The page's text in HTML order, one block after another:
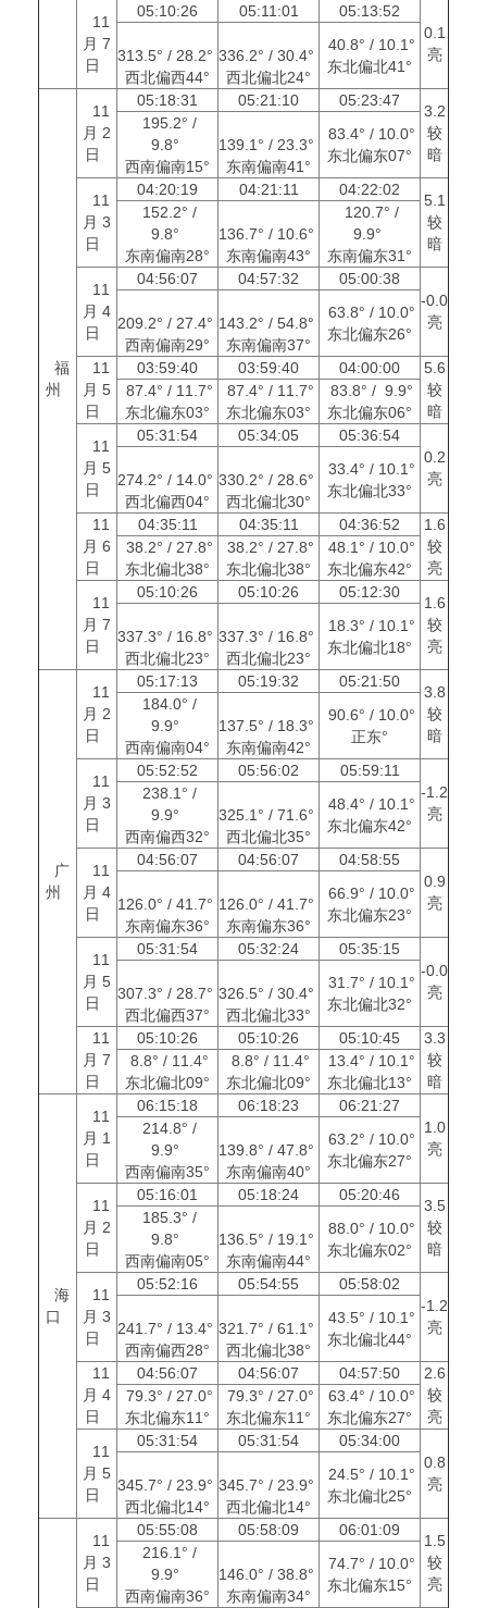
11
月 7
日
05:10:26 05:11:01
05:13:52
0.1
亮
313.5° / 28.2°
西北偏西44°
336.2° / 30.4°
西北偏北24°
40.8° / 10.1°
东北偏北41°
福
州
11
月 2
日
05:18:31 05:21:10 05:23:47
3.2
较
暗
195.2° /
9.8°
西南偏南15°
139.1° / 23.3°
东南偏南41°
83.4° / 10.0°
东北偏东07°
11
月 3
日
04:20:19 04:21:11 04:22:02
5.1
较
暗
152.2° /
9.8°
东南偏南28°
136.7° / 10.6°
东南偏南43°
120.7° /
9.9°
东南偏东31°
11
月 4
日
04:56:07 04:57:32
05:00:38
-0.0
亮
209.2° / 27.4°
西南偏南29°
143.2° / 54.8°
东南偏南37°
63.8° / 10.0°
东北偏东26°
11
月 5
日
03:59:40 03:59:40 04:00:00
5.6
较
暗
87.4° / 11.7°
东北偏东03°
87.4° / 11.7°
东北偏东03°
83.8° / 9.9°
东北偏东06°
11
月 5
日
05:31:54 05:34:05
05:36:54
0.2
亮
274.2° / 14.0°
西北偏西04°
330.2° / 28.6°
西北偏北30°
33.4° / 10.1°
东北偏北33°
11
月 6
日
04:35:11 04:35:11 04:36:52
1.6
较
亮
38.2° / 27.8°
东北偏北38°
38.2° / 27.8°
东北偏北38°
48.1° / 10.0°
东北偏东42°
11
月 7
日
05:10:26 05:10:26 05:12:30
1.6
较
亮
337.3° / 16.8°
西北偏北23°
337.3° / 16.8°
西北偏北23°
18.3° / 10.1°
东北偏北18°
广
州
11
月 2
日
05:17:13 05:19:32 05:21:50
3.8
较
暗
184.0° /
9.9°
西南偏南04°
137.5° / 18.3°
东南偏南42°
90.6° / 10.0°
正东°
11
月 3
日
05:52:52 05:56:02
05:59:11
-1.2
亮
238.1° /
9.9°
西南偏西32°
325.1° / 71.6°
西北偏北35°
48.4° / 10.1°
东北偏东42°
11
月 4
日
04:56:07 04:56:07
04:58:55
0.9
亮
126.0° / 41.7°
东南偏东36°
126.0° / 41.7°
东南偏东36°
66.9° / 10.0°
东北偏东23°
11
月 5
日
05:31:54 05:32:24
05:35:15
-0.0
亮
307.3° / 28.7°
西北偏西37°
326.5° / 30.4°
西北偏北33°
31.7° / 10.1°
东北偏北32°
11
月 7
日
05:10:26 05:10:26 05:10:45
3.3
较
暗
8.8° / 11.4°
东北偏北09°
8.8° / 11.4°
东北偏北09°
13.4° / 10.1°
东北偏北13°
海
口
11
月 1
日
06:15:18 06:18:23
06:21:27
1.0
亮
214.8° /
9.9°
西南偏南35°
139.8° / 47.8°
东南偏南40°
63.2° / 10.0°
东北偏东27°
11
月 2
日
05:16:01 05:18:24 05:20:46
3.5
较
暗
185.3° /
9.8°
西南偏南05°
136.5° / 19.1°
东南偏南44°
88.0° / 10.0°
东北偏东02°
11
月 3
日
05:52:16 05:54:55
05:58:02
-1.2
亮
241.7° / 13.4°
西南偏西28°
321.7° / 61.1°
西北偏北38°
43.5° / 10.1°
东北偏北44°
11
月 4
日
04:56:07 04:56:07 04:57:50
2.6
较
亮
79.3° / 27.0°
东北偏东11°
79.3° / 27.0°
东北偏东11°
63.4° / 10.0°
东北偏东27°
11
月 5
日
05:31:54 05:31:54
05:34:00
0.8
亮
345.7° / 23.9°
西北偏北14°
345.7° / 23.9°
西北偏北14°
24.5° / 10.1°
东北偏北25°
11
月 3
日
05:55:08 05:58:09 06:01:09
1.5
较
亮
216.1° /
9.9°
西南偏南36°
146.0° / 38.8°
东南偏南34°
74.7° / 10.0°
东北偏东15°